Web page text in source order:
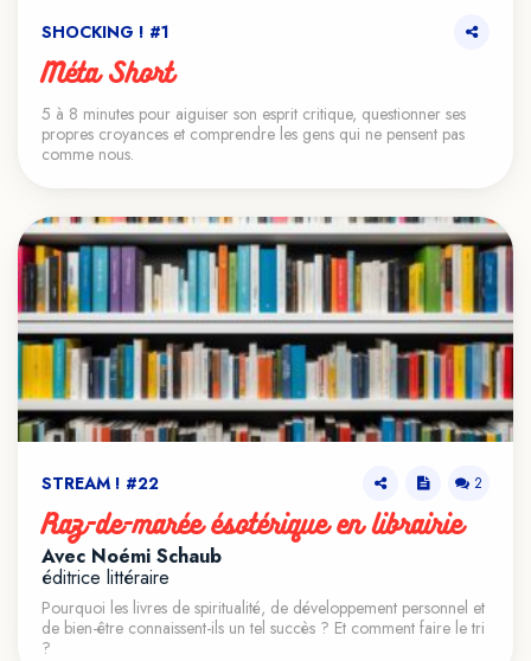
SHOCKING ! #1
Méta Short
5 à 8 minutes pour aiguiser son esprit critique, questionner ses
propres croyances et comprendre les gens qui ne pensent pas
comme nous.
VOIR LE TEASER
STREAM ! #22 2
Raz-de-marée ésotérique en librairie
Avec Noémi Schaub
éditrice littéraire
Pourquoi les livres de spiritualité, de développement personnel et
de bien-être connaissent-ils un tel succès ? Et comment faire le tri
?
VOIR LE TEASER